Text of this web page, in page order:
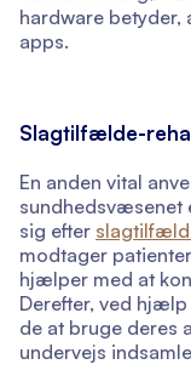
hardware betyder,
apps.
Slagtilfælde-
En anden vital
sundhedsvæsenet
sig efter
modtager
hjælper med at
Derefter, ved
de at bruge deres
undervejs